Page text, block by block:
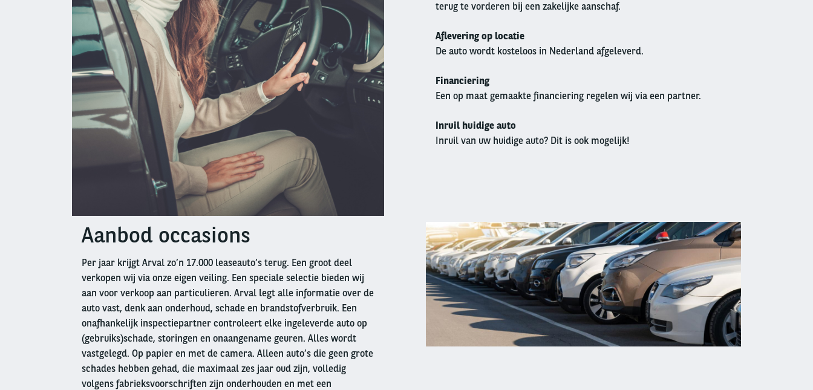
terug te vorderen bij een zakelijke aanschaf.
Aflevering op locatie
De auto wordt kosteloos in Nederland afgeleverd.
Financiering
Een op maat gemaakte financiering regelen wij via een partner.
Inruil huidige auto
Inruil van uw huidige auto? Dit is ook mogelijk!
columnAanbod occasions
Per jaar krijgt Arval zo’n 17.000 leaseauto’s terug. Een groot deel
verkopen wij via onze eigen veiling. Een speciale selectie bieden wij
aan voor verkoop aan particulieren. Arval legt alle informatie over de
auto vast, denk aan onderhoud, schade en brandstofverbruik. Een
onafhankelijk inspectiepartner controleert elke ingeleverde auto op
(gebruiks)schade, storingen en onaangename geuren. Alles wordt
vastgelegd. Op papier en met de camera. Alleen auto’s die geen grote
schades hebben gehad, die maximaal zes jaar oud zijn, volledig
volgens fabrieksvoorschriften zijn onderhouden en met een
Right
column